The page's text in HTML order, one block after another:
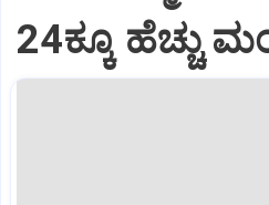
24ಕ್ಕೂ ಹೆಚ್ಚು